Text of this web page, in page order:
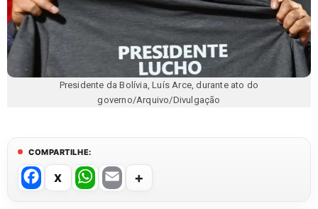
Presidente da Bolívia, Luís Arce, durante ato do
governo/Arquivo/Divulgação
COMPARTILHE:
F
a
W
h
E